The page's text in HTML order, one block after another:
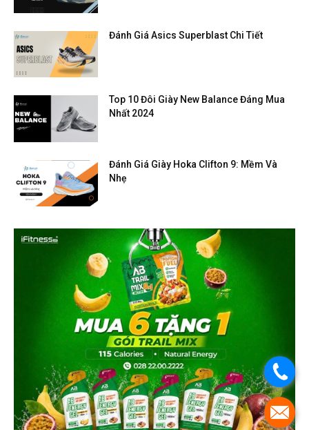
Đánh Giá Asics Superblast Chi Tiết
Top 10 Đôi Giày New Balance Đáng Mua
Nhất 2024
Đánh Giá Giày Hoka Clifton 9: Mềm Và
Nhẹ
.
.